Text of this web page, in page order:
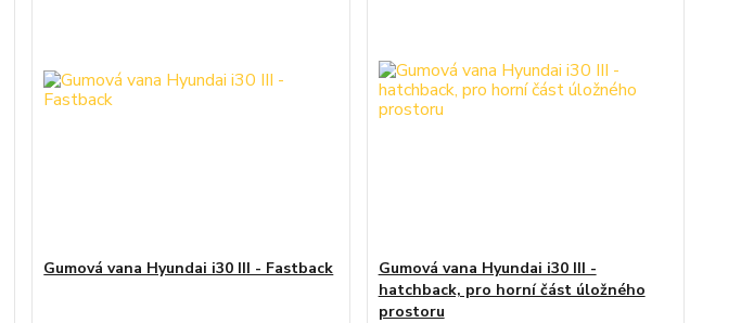
Gumová vana Hyundai i30 III - Fastback
Gumová vana Hyundai i30 III -
hatchback, pro horní část úložného
prostoru